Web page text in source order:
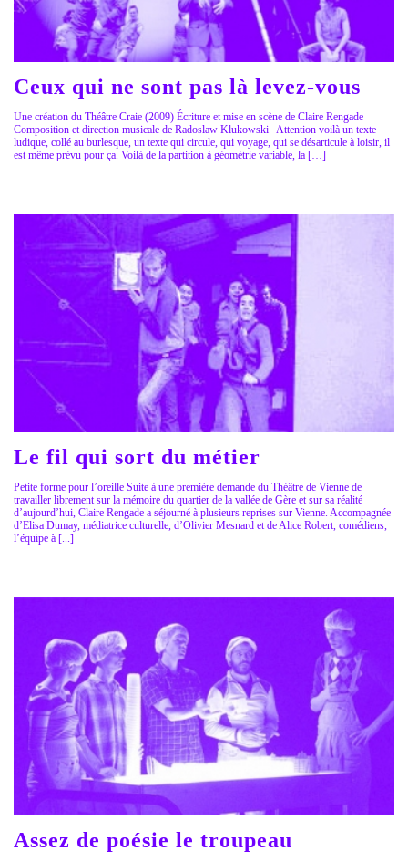
Ceux qui ne sont pas là levez-vous
Une création du Théâtre Craie (2009) Écriture et mise en scène de Claire Rengade
Composition et direction musicale de Radoslaw Klukowski Attention voilà un texte
ludique, collé au burlesque, un texte qui circule, qui voyage, qui se désarticule à loisir, il
est même prévu pour ça. Voilà de la partition à géométrie variable, la […]
Le fil qui sort du métier
Petite forme pour l’oreille Suite à une première demande du Théâtre de Vienne de
travailler librement sur la mémoire du quartier de la vallée de Gère et sur sa réalité
d’aujourd’hui, Claire Rengade a séjourné à plusieurs reprises sur Vienne. Accompagnée
d’Elisa Dumay, médiatrice culturelle, d’Olivier Mesnard et de Alice Robert, comédiens,
l’équipe à [...]
Assez de poésie le troupeau